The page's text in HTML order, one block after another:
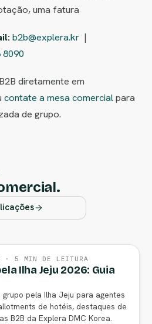
uma fatura
b2b@explera.kr |
8090
diretamente em
contate a mesa comercialpara
de grupo.
· 5 MIN DE LEITURA
Ilha Jeju 2026: Guia
pela Ilha Jeju para agentes
de hotéis, destaques de
B2B da Explera DMC Korea.